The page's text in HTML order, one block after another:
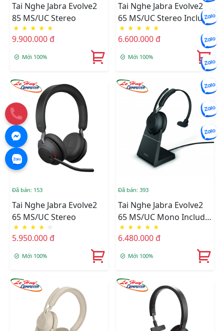
Tai Nghe Jabra Evolve2
85 MS/UC Stereo
★ ★ ★ ★ ★
9.900.000 đ
Mới 100%
Tai Nghe Jabra Evolve2
65 MS/UC Stereo Include
Changing
★ ★ ★ ★ ★
6.600.000 đ
Mới 100%
Đã bán: 153
Tai Nghe Jabra Evolve2
65 MS/UC Stereo
★ ★ ★ ★ ☆
5.950.000 đ
Mới 100%
Đã bán: 393
Tai Nghe Jabra Evolve2
65 MS/UC Mono Include
Changing
★ ★ ★ ★ ★
6.480.000 đ
Mới 100%